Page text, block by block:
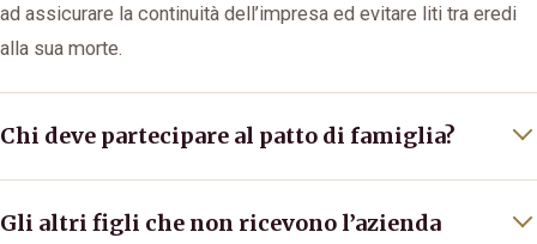
ad assicurare la continuità dell’impresa ed evitare liti tra eredi
alla sua morte.
Chi deve partecipare al patto di famiglia?
Gli altri figli che non ricevono l’azienda